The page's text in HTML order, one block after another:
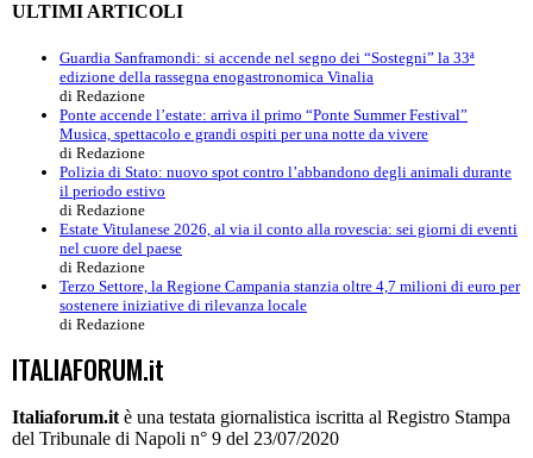
ULTIMI ARTICOLI
Guardia Sanframondi: si accende nel segno dei “Sostegni” la 33ª
edizione della rassegna enogastronomica Vinalia
di Redazione
Ponte accende l’estate: arriva il primo “Ponte Summer Festival”
Musica, spettacolo e grandi ospiti per una notte da vivere
di Redazione
Polizia di Stato: nuovo spot contro l’abbandono degli animali durante
il periodo estivo
di Redazione
Estate Vitulanese 2026, al via il conto alla rovescia: sei giorni di eventi
nel cuore del paese
di Redazione
Terzo Settore, la Regione Campania stanzia oltre 4,7 milioni di euro per
sostenere iniziative di rilevanza locale
di Redazione
ITALIAFORUM.it
Italiaforum.it è una testata giornalistica iscritta al Registro Stampa
del Tribunale di Napoli n° 9 del 23/07/2020